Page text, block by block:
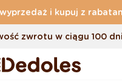
i kupuj z
zamówień o wartości
zwrotu w ciągu 100 dni
wzornictwo stworzone